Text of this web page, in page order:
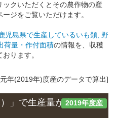
クいただくとその農作物の産
ジをご覧いただけます。
児島県で生産しているいも類, 野
荷量・作付面積の情報を、収穫
ります。
年(2019年)度産のデータで算出]
2019年度産
」で生産量が多い『い